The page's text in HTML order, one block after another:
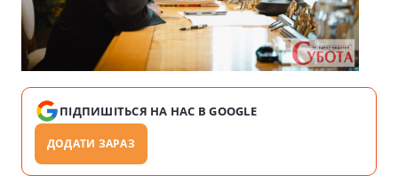
ПІДПИШІТЬСЯ НА НАС В GOOGLE
ДОДАТИ ЗАРАЗ